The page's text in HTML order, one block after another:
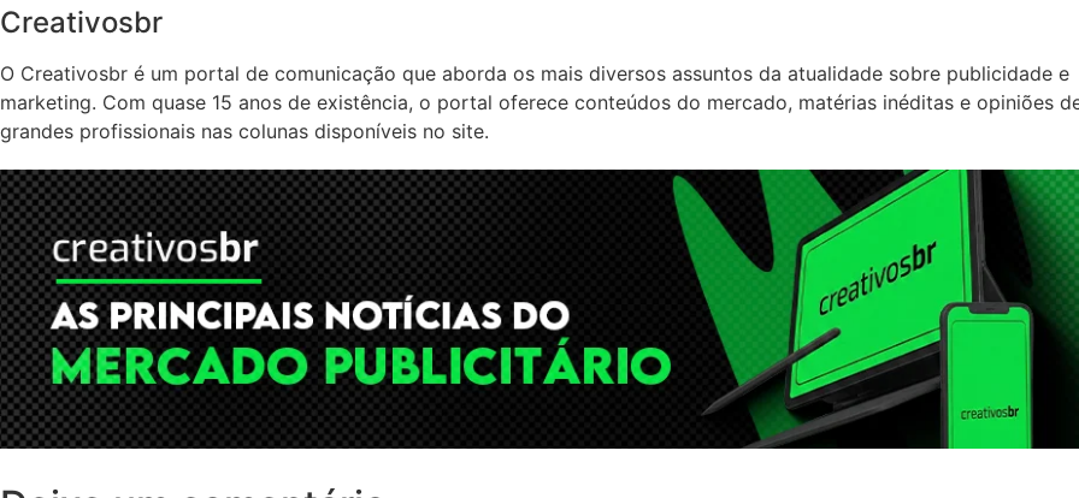
Creativosbr
O Creativosbr é um portal de comunicação que aborda os mais diversos assuntos da atualidade sobre publicidade e
marketing. Com quase 15 anos de existência, o portal oferece conteúdos do mercado, matérias inéditas e opiniões
grandes profissionais nas colunas disponíveis no site.